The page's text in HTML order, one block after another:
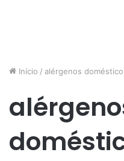
Início / alérgenos